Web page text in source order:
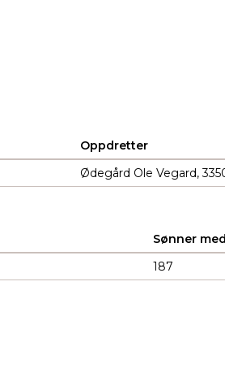
Oppdretter
Ødegård Ole Vegard,
Sønner
187